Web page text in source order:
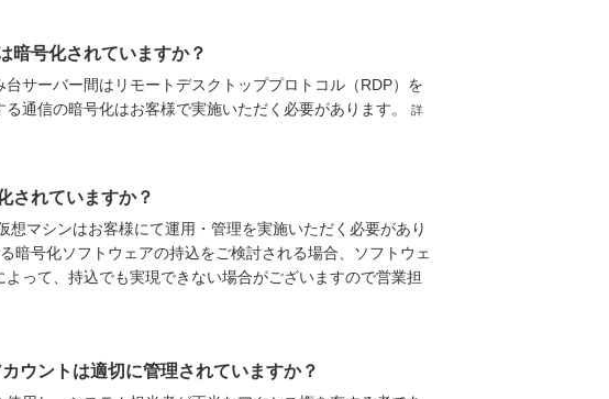
暗号化されていますか？
サーバー間はリモートデスクトッププロトコル（RDP）を
通信の暗号化はお客様で実施いただく必要があります。
詳
されていますか？
マシンはお客様にて運用・管理を実施いただく必要があり
暗号化ソフトウェアの持込をご検討される場合、ソフトウェ
って、持込でも実現できない場合がございますので営業担
ウントは適切に管理されていますか？